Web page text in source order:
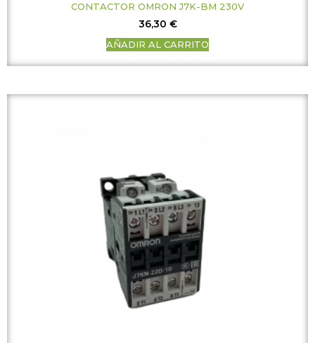
CONTACTOR OMRON J7K-BM 230V
36,30 €
AÑADIR AL CARRITO